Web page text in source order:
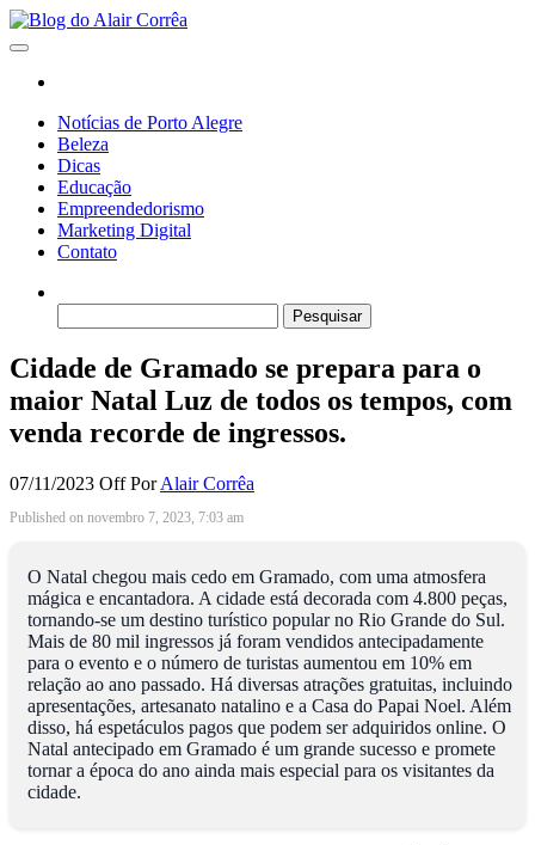
Skip
to
content
Notícias de Porto Alegre
Beleza
Dicas
Educação
Empreendedorismo
Marketing Digital
Contato
por:
Cidade de Gramado se prepara para o
maior Natal Luz de todos os tempos, com
venda recorde de ingressos.
07/11/2023 OffPor Alair Corrêa
Published on novembro 7, 2023, 7:03 am
O Natal chegou mais cedo em Gramado, com uma atmosfera
mágica e encantadora. A cidade está decorada com 4.800 peças,
tornando-se um destino turístico popular no Rio Grande do Sul.
Mais de 80 mil ingressos já foram vendidos antecipadamente
para o evento e o número de turistas aumentou em 10% em
relação ao ano passado. Há diversas atrações gratuitas, incluindo
apresentações, artesanato natalino e a Casa do Papai Noel. Além
disso, há espetáculos pagos que podem ser adquiridos online. O
Natal antecipado em Gramado é um grande sucesso e promete
tornar a época do ano ainda mais especial para os visitantes da
cidade.